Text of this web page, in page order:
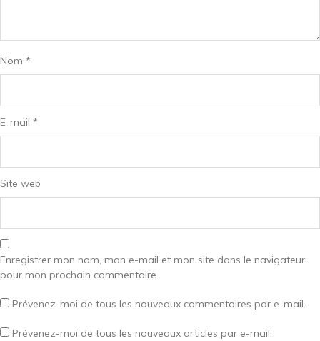
Nom *
E-mail *
Site web
Enregistrer mon nom, mon e-mail et mon site dans le navigateur
pour mon prochain commentaire.
Prévenez-moi de tous les nouveaux commentaires par e-mail.
Prévenez-moi de tous les nouveaux articles par e-mail.